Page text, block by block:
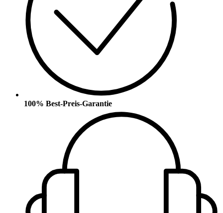
100% Best-Preis-Garantie